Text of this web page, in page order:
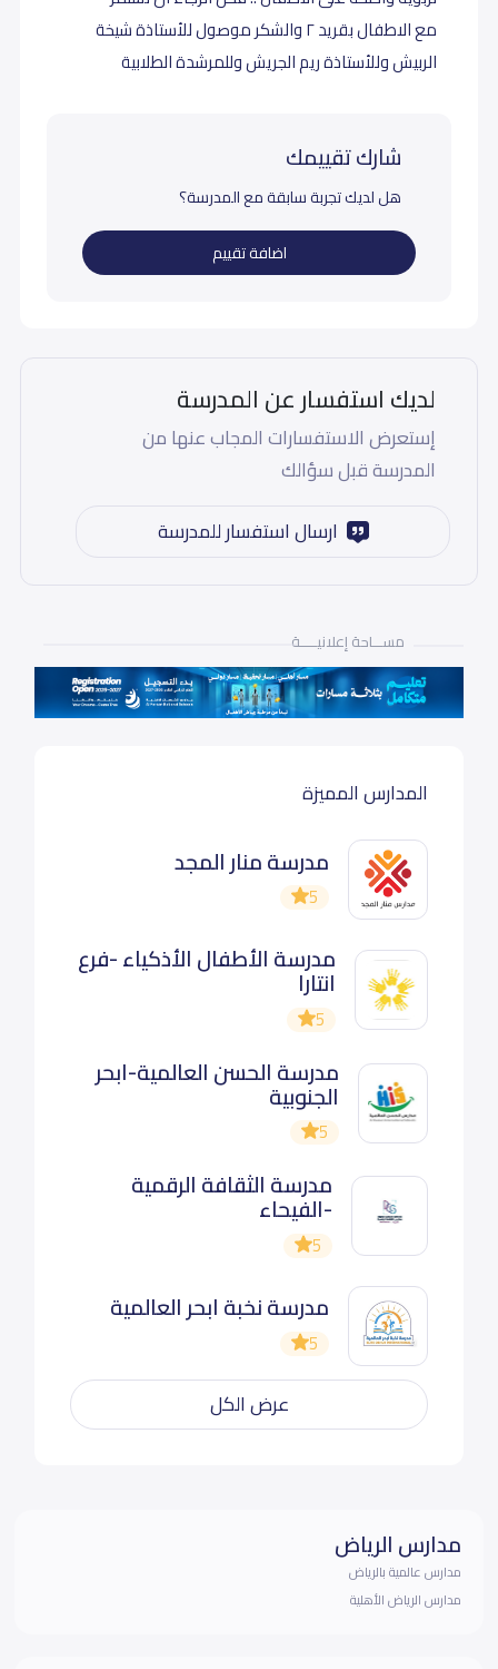
مع الاطفال بقريد ٢ والشكر موصول للأستاذة شيخة
الربيش وللأستاذة ريم الجريش وللمرشدة الطلابية
شارك تقييمك
هل لديك تجربة سابقة مع المدرسة؟
اضافة تقييم
لديك استفسار عن المدرسة
إستعرض الاستفسارات المجاب عنها من
المدرسة قبل سؤالك
ارسال استفسار للمدرسة
مســـاحة إعلانيـــــة
المدارس المميزة
مدرسة منار المجد
5
مدرسة الأطفال الأذكياء -فرع
انتارا
5
مدرسة الحسن العالمية-ابحر
الجنوبية
5
مدرسة الثقافة الرقمية
-الفيحاء
5
مدرسة نخبة ابحر العالمية
5
عرض الكل
مدارس الرياض
مدارس عالمية بالرياض
مدارس الرياض الأهلية